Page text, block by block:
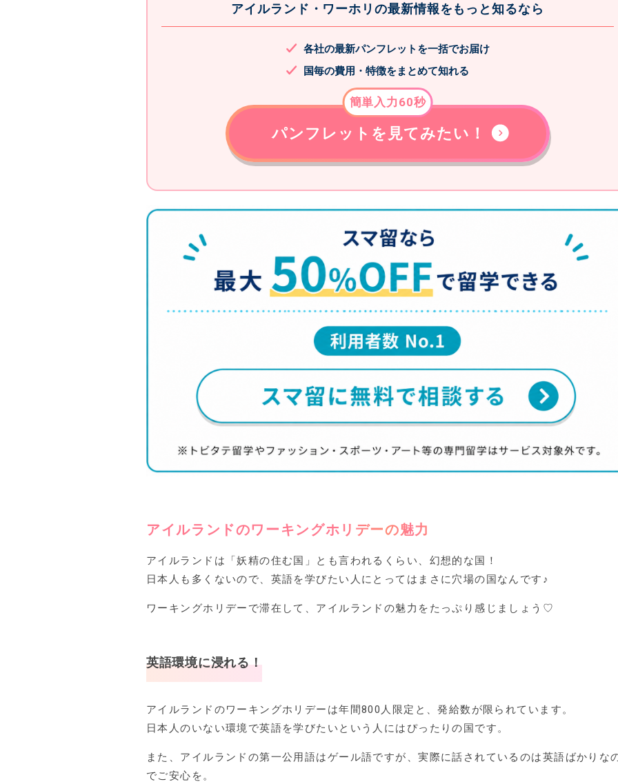
アイルランド・ワーホリの最新情報をもっと知るなら
各社の最新パンフレットを一括でお届け
国毎の費用・特徴をまとめて知れる
パンフレットを見てみたい！
簡単入力60秒
アイルランドのワーキングホリデーの魅力
アイルランドは「妖精の住む国」とも言われるくらい、幻想的な国！
日本人も多くないので、英語を学びたい人にとってはまさに穴場の国なんです♪
ワーキングホリデーで滞在して、アイルランドの魅力をたっぷり感じましょう♡
英語環境に浸れる！
アイルランドのワーキングホリデーは年間800人限定と、発給数が限られています。
日本人のいない環境で英語を学びたいという人にはぴったりの国です。
また、アイルランドの第一公用語はゲール語ですが、実際に話されているのは英語ばかりな
でご安心を。